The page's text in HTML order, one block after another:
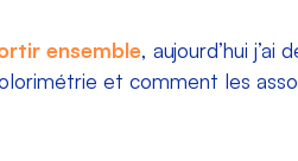
ensemble, aujourd’hui j’ai
et comment les